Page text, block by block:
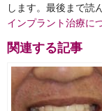
します。最後まで読
インプラント治療に
関連する記事